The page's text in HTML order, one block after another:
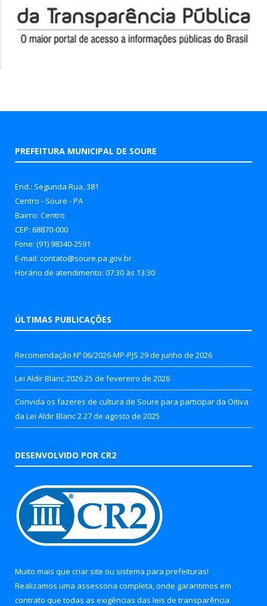
PREFEITURA MUNICIPAL DE SOURE
End.: Segunda Rua, 381
Centro - Soure - PA
Bairro: Centro
CEP: 68870-000
Fone: (91) 98340-2591
E-mail: contato@soure.pa.gov.br
Horário de atendimento: 07:30 às 13:30
ÚLTIMAS PUBLICAÇÕES
Recomendação Nº 06/2026-MP-PJS 29 de junho de 2026
Lei Aldir Blanc 202625 de fevereiro de 2026
Convida os fazeres de cultura de Soure para participar da Oitiva
da Lei Aldir Blanc 227 de agosto de 2025
DESENVOLVIDO POR CR2
Muito mais que criar site ou sistema para prefeituras!
Realizamos uma assessoria completa, onde garantimos em
contrato que todas as exigências das leis de transparência